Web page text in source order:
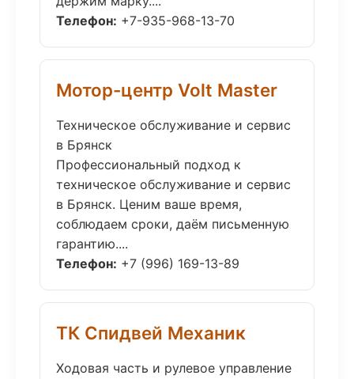
Телефон: +7-935-968-13-70
Мотор-центр Volt Master
Техническое обслуживание и сервис
в Брянск
Профессиональный подход к
техническое обслуживание и сервис
в Брянск. Ценим ваше время,
соблюдаем сроки, даём письменную
гарантию....
Телефон: +7 (996) 169-13-89
ТК Спидвей Механик
Ходовая часть и рулевое управление